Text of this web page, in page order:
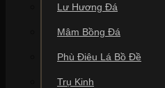
Lư Hương Đá
Mâm Bồng Đá
Phù Điêu Lá Bồ Đề
Trụ Kinh